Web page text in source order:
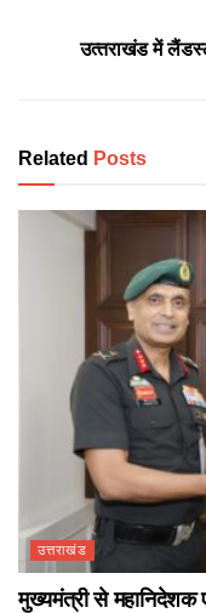
उत्‍तराखंड में
Related Posts
उत्तराखंड
मुख्यमंत्री से महानिदेशक